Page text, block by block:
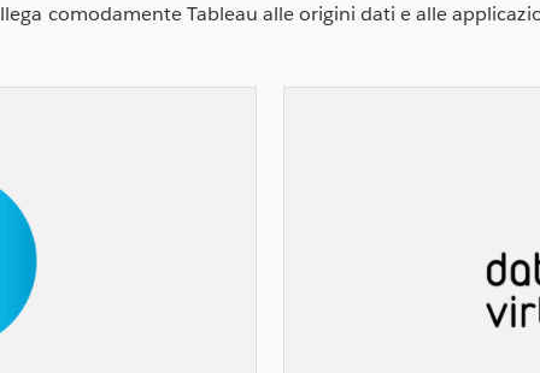
comodamente Tableau alle origini dati e alle